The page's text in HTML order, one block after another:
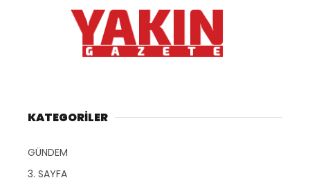
KATEGORİLER
GÜNDEM
3. SAYFA